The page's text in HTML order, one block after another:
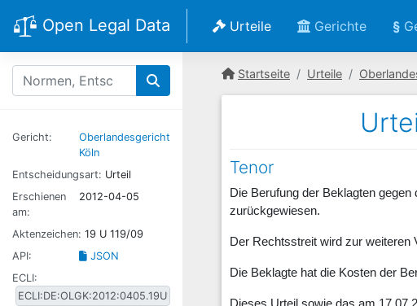
Open Legal Data Urteile Gerichte §
Gericht:
Oberlandesgericht
Köln
Entscheidungsart: Urteil
Erschienen
am:
2012-04-05
Aktenzeichen: 19 U 119/09
API:
JSON
ECLI:
Startseite Urteile
Tenor
Die Berufung der Beklagten
zurückgewiesen.
Der Rechtsstreit wird zur weiteren
Die Beklagte hat die Kosten der